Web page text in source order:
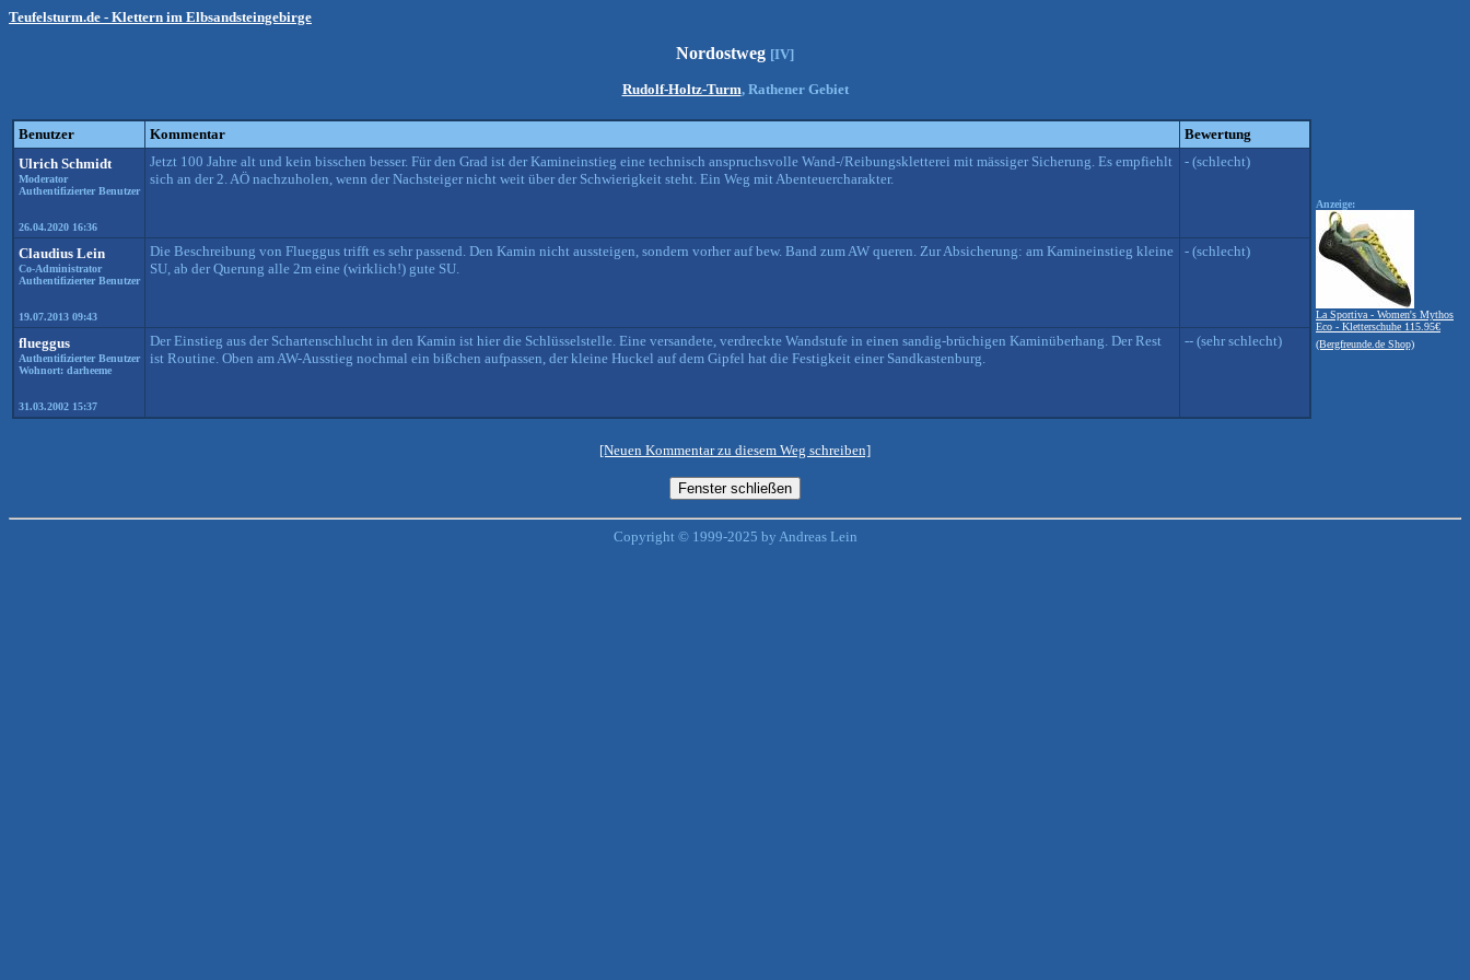
Teufelsturm.de - Klettern im Elbsandsteingebirge
Nordostweg [IV]
Rudolf-Holtz-Turm, Rathener Gebiet
Benutzer Kommentar
Bewertung
Ulrich Schmidt
Moderator
Authentifizierter Benutzer
26.04.2020 16:36
Jetzt 100 Jahre alt und kein bisschen besser. Für den Grad ist der Kamineinstieg eine technisch anspruchsvolle Wand-/Reibungskletterei mit mässiger Sicherung. Es empfiehlt
sich an der 2. AÖ nachzuholen, wenn der Nachsteiger nicht weit über der Schwierigkeit steht. Ein Weg mit Abenteuercharakter.
- (schlecht)
Claudius Lein
Co-Administrator
Authentifizierter Benutzer
19.07.2013 09:43
Die Beschreibung von Flueggus trifft es sehr passend. Den Kamin nicht aussteigen, sondern vorher auf bew. Band zum AW queren. Zur Absicherung: am Kamineinstieg kleine
SU, ab der Querung alle 2m eine (wirklich!) gute SU.
- (schlecht)
flueggus
Authentifizierter Benutzer
Wohnort: darheeme
31.03.2002 15:37
Der Einstieg aus der Schartenschlucht in den Kamin ist hier die Schlüsselstelle. Eine versandete, verdreckte Wandstufe in einen sandig-brüchigen Kaminüberhang. Der Rest
ist Routine. Oben am AW-Ausstieg nochmal ein bißchen aufpassen, der kleine Huckel auf dem Gipfel hat die Festigkeit einer Sandkastenburg.
-- (sehr schlecht)
Anzeige:
La Sportiva - Women's Mythos
Eco - Kletterschuhe 115.95€
(Bergfreunde.de Shop)
[Neuen Kommentar zu diesem Weg schreiben]
Copyright © 1999-2025 by Andreas Lein